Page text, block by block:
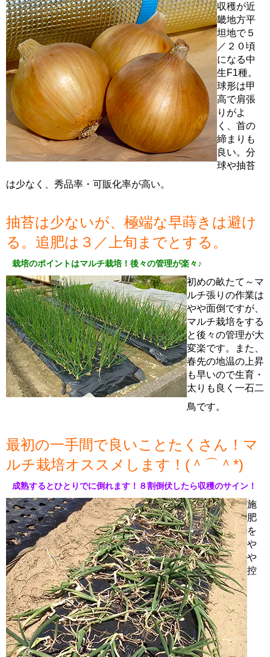
収穫が近
畿地方平
坦地で５
／２０頃
になる中
生F1種。
球形は甲
高で肩張
りがよ
く、首の
締まりも
良い。分
球や抽苔
は少なく、秀品率・可販化率が高い。
抽苔は少ないが、極端な早蒔きは避け
る。追肥は３／上旬までとする。
栽培のポイントはマルチ栽培！後々の管理が楽々♪
初めの畝たて～マ
ルチ張りの作業は
やや面倒ですが、
マルチ栽培をする
と後々の管理が大
変楽です。また、
春先の地温の上昇
も早いので生育・
太りも良く一石二
鳥です。
最初の一手間で良いことたくさん！マ
ルチ栽培オススメします！(＾⌒＾*)
成熟するとひとりでに倒れます！８割倒伏したら収穫のサイン！
施
肥
を
や
や
控